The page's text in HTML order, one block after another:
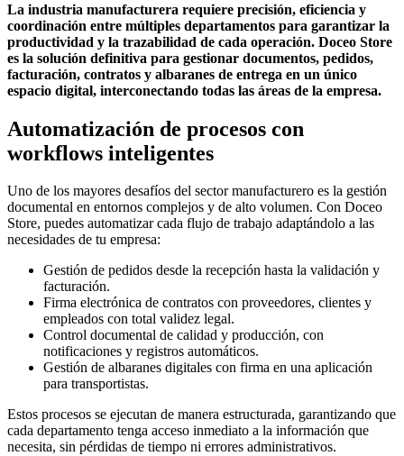
La industria manufacturera requiere precisión, eficiencia y
coordinación entre múltiples departamentos para garantizar la
productividad y la trazabilidad de cada operación. Doceo Store
es la solución definitiva para gestionar documentos, pedidos,
facturación, contratos y albaranes de entrega en un único
espacio digital, interconectando todas las áreas de la empresa.
Automatización de procesos con
workflows inteligentes
Uno de los mayores desafíos del sector manufacturero es la gestión
documental en entornos complejos y de alto volumen. Con Doceo
Store, puedes automatizar cada flujo de trabajo adaptándolo a las
necesidades de tu empresa:
Gestión de pedidos desde la recepción hasta la validación y
facturación.
Firma electrónica de contratos con proveedores, clientes y
empleados con total validez legal.
Control documental de calidad y producción, con
notificaciones y registros automáticos.
Gestión de albaranes digitales con firma en una aplicación
para transportistas.
Estos procesos se ejecutan de manera estructurada, garantizando que
cada departamento tenga acceso inmediato a la información que
necesita, sin pérdidas de tiempo ni errores administrativos.